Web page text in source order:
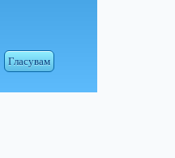
Гласувам